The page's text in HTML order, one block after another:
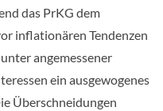
das PrKG dem
inflationären Tendenzen
angemessener
ein ausgewogenes
Überschneidungen